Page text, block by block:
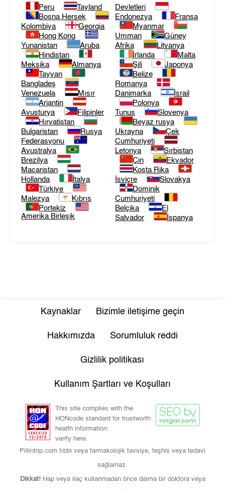
Peru
Tayland
Bosna Hersek
Kolombiya
Georgia
Hong Kong
Yunanistan
Aruba
Hindistan
Meksika
Almanya
Tayvan
Bangladeş
Venezuela
Mısır
Arjantin
Avusturya
Filipinler
Hırvatistan
Bulgaristan
Rusya
Federasyonu
Avustralya
Brezilya
Macaristan
Hollanda
İtalya
Türkiye
Malezya
Kıbrıs
Portekiz
Amerika Birleşik
Devletleri
Endonezya
Fransa
Myanmar
Umman
Güney
Afrika
Litvanya
İrlanda
Malta
Şili
Japonya
Belize
Romanya
Danimarka
İsrail
Polonya
Tunus
Slovenya
Beyaz rusya
Ukrayna
Çek
Cumhuriyeti
Letonya
Sırbistan
Çin
Ekvador
Kosta Rika
İsviçre
Slovakya
Dominik
Cumhuriyeti
Belçika
El
Salvador
İspanya
Kaynaklar Bizimle iletişime geçin
Hakkımızda Sorumluluk reddi
Gizlilik politikası
Kullanım Şartları ve Koşulları
This site complies with the
HONcode standard for trustworth
health information:
verify here.
Pillintrip.com tıbbi veya farmakolojik tavsiye, teşhis veya tedavi
sağlamaz.
Dikkat! Hap veya ilaç kullanmadan önce daima bir doktora veya